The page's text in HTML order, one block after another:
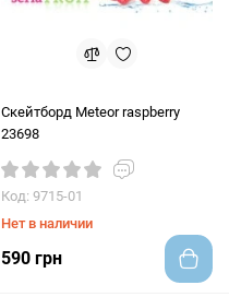
Скейтборд Meteor raspberry
23698
Код: 9715-01
Нет в наличии
590 грн